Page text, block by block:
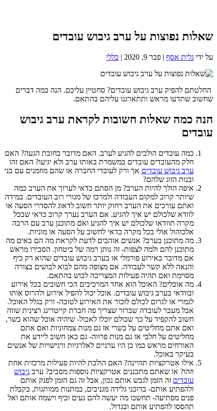
שאלות נפוצות על ערב גיבוש עובדים
על ידי גלית אסף | פבר 9, 2020 | כללי
החלטתם להפיק ערב גיבוש עובדים? סחטיין עליכם. הנה כמה דברים
שחשוב שתדעו מראש ותתארגנו עליהם בהתאם.
הנה כמה שאלות חשובות לקראת ערב גיבוש
עובדים
כמה עובדים הולכים להגיע לערב. האם מדובר בחובת הגעה? האם
חלק מהעובדים עובדים במשמרת באותו ערב ולא יגיעו? האם זהו
ערב גיבוש עובדים אך ורק לעובדי החברה או שהם מוזמנים עם בני
ובנות הזוג שלהם?
איפה הולך להיות הערב? מן הסתם כדאי לערוך את הערב כמה
שיותר קרוב למקום העבודה ולמרכז של מגורי רוב העובדים. במידה
ואתם עורכים את הערב רחוק יותר חשוב לדאוג להסדרי הסעה או
לוודא שלכולם יש איך להגיע. אם הערב נערך קרוב כדאי שבכל
מקרה תוודאו שלכולם יש איך להגיע ואם מתוכנן ערב עם הרבה
אלכוהול אולי בכל מקרה כדאי לחשוב על הסעה או מוניות.
מה מתוכנן בערב? אנשים אוהבים לדעת לקראת מה הם באים מה
מתוכנן להם ולמה לצפות- זה נותן רמה של ביטחון. הסבירו מראש
אם מדובר באירוע פורמלי או בערב גיבוש עובדים שהוא רק כיף
והנאה ללא קשר לעבודה. אם מצופה מהם לבוא לבושים בצורה
מסוימת ואם תהיה פעילות המצריכה לבוש בהתאם.
מה אוכלים? האוכל הוא אחד המרכיבים הכי חשובים בכל אירוע
ובוודאי בערב גיבוש עובדים. אוכל יכול להפיל אירוע ולהרוס אותו
לגמרי או לגרום לכולם לזכור את האירוע לטובה- ורק בגלל האוכל.
אבל מעבר לעובדה שברור שצריך פה חברת קייטרינג רצינית שווה
חשוב להקפיד על כך שכולם יוכלו לאכול- שיהיה אוכל שהוא כשר,
ואם אתם מחליטים על בשרי אז גם מנות צמחוניות ואם אתם
מחליטים על חלבי אז גם מנות פרווה- גם כאן חשוב ליידע את
האורחים מראש כמו כן היו ערניים לאלרגיות ורגישויות של אנשים
בעיקר באוכל.
אילו אטרקציות תהיינה? האם הולכת להיות פעילות מרכזית אחת
וזהו? או שאתם מתכננים אטרקציות נוספות מסביב? ערב גיבוש
עובדים זה הזמן לגבש אותם נכון, אבל זה גם הזמן לפנק אותם
ולהפתיע אותם- בדוכני גלידה מגניבים, במתנות ממותגות, בקבלת
פנים מפתיעה- תחשבו מה יעשה להם נעים וכיף וישמח אותם ואל
תהססו להפתיע אותם ובגדול.